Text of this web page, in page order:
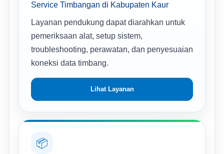
Service Timbangan di Kabupaten Kaur
Layanan pendukung dapat diarahkan untuk
pemeriksaan alat, setup sistem,
troubleshooting, perawatan, dan penyesuaian
koneksi data timbang.
Lihat Layanan
📦